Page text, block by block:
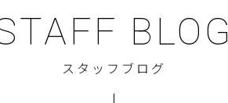
BLOG
スタッフブログ